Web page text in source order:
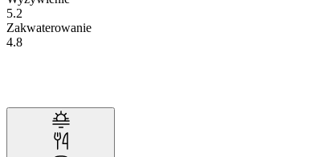
5.2
Zakwaterowanie
4.8